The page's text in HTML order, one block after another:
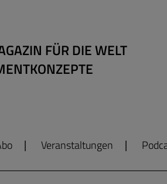
FÜR DIE WELT
Veranstaltungen